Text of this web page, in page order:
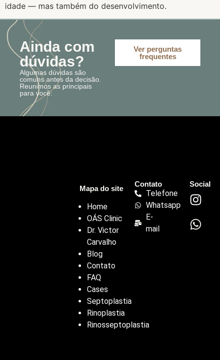
idade — mas também do desenvolvimento.
Ainda com
dúvidas?
Algumas dúvidas são
comuns antes da decisão.
Reunimos as principais
para você:
Ver perguntas
frequentes
Mapa do site
Home
OÁS Clinic
Dr. Victor
Carvalho
Blog
Contato
FAQ
Cases
Septoplastia
Rinoplastia
Rinosseptoplastia
Contato
Telefone
Whatsapp
E-
mail
Social